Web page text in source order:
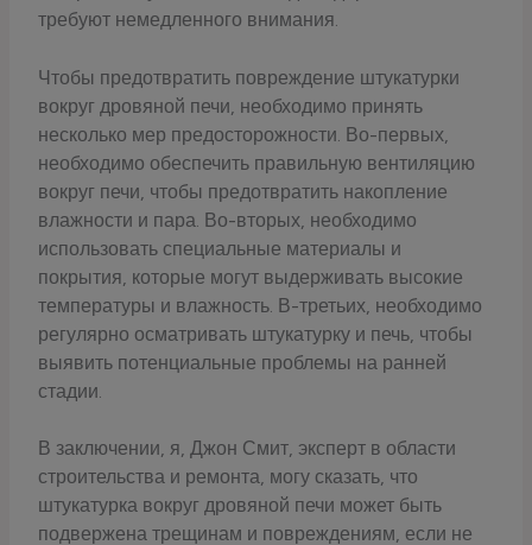
требуют немедленного внимания.
Чтобы предотвратить повреждение штукатурки
вокруг дровяной печи, необходимо принять
несколько мер предосторожности. Во-первых,
необходимо обеспечить правильную вентиляцию
вокруг печи, чтобы предотвратить накопление
влажности и пара. Во-вторых, необходимо
использовать специальные материалы и
покрытия, которые могут выдерживать высокие
температуры и влажность. В-третьих, необходимо
регулярно осматривать штукатурку и печь, чтобы
выявить потенциальные проблемы на ранней
стадии.
В заключении, я, Джон Смит, эксперт в области
строительства и ремонта, могу сказать, что
штукатурка вокруг дровяной печи может быть
подвержена трещинам и повреждениям, если не